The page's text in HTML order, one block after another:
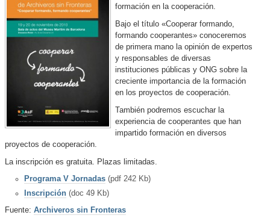
formación en la cooperación.
Bajo el título «Cooperar formando,
formando cooperantes» conoceremos
de primera mano la opinión de expertos
y responsables de diversas
instituciones públicas y ONG sobre la
creciente importancia de la formación
en los proyectos de cooperación.
También podremos escuchar la
experiencia de cooperantes que han
impartido formación en diversos
proyectos de cooperación.
La inscripción es gratuita. Plazas limitadas.
Programa V Jornadas (pdf 242 Kb)
Inscripción (doc 49 Kb)
Fuente: Archiveros sin Fronteras